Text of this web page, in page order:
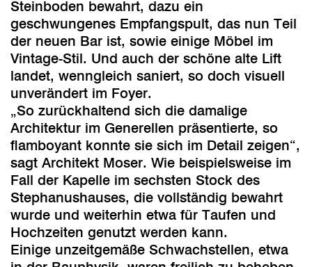
Steinboden bewahrt, dazu ein
geschwungenes Empfangspult, das nun Teil
der neuen Bar ist, sowie einige Möbel im
Vintage-Stil. Und auch der schöne alte Lift
landet, wenngleich saniert, so doch visuell
unverändert im Foyer.
„So zurückhaltend sich die damalige
Architektur im Generellen präsentierte, so
flamboyant konnte sie sich im Detail zeigen“,
sagt Architekt Moser. Wie beispielsweise im
Fall der Kapelle im sechsten Stock des
Stephanushauses, die vollständig bewahrt
wurde und weiterhin etwa für Taufen und
Hochzeiten genutzt werden kann.
Einige unzeitgemäße Schwachstellen, etwa